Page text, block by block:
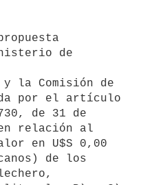
de
la Comisión de
por el artículo
de 31 de
relación al
en U$S 0,00
de los